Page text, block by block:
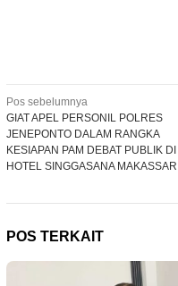
Navigasi
pos
Pos sebelumnya
GIAT APEL PERSONIL POLRES
JENEPONTO DALAM RANGKA
KESIAPAN PAM DEBAT PUBLIK DI
HOTEL SINGGASANA MAKASSAR
POS TERKAIT